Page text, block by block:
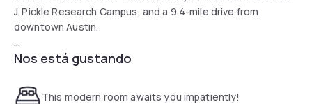
J. Pickle Research Campus, and a 9.4-mile drive from
downtown Austin.
Contemporary rooms offer free WiFi and TVs with premium
upgraded rooms add living areas with pull-out sofas.
Nos está gustando
This modern room awaits you impatiently!